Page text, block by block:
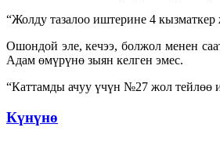
“Жолду тазалоо иштерине 4
Ошондой эле, кечээ, болжол менен
Адам өмүрүнө зыян келген эмес.
“Каттамды ачуу үчүн №27 жол тейлөө
Күнүнө